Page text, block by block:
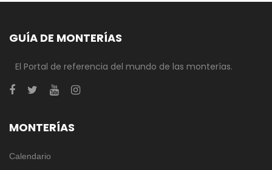
GUÍA DE MONTERÍAS
El Portal de referencia del mundo de las monterías.
MONTERÍAS
Calendario